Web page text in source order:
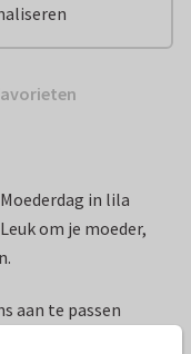
in lila
om je moeder,
aan te passen